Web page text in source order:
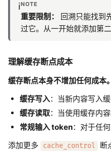
ℹ️NOTE
重要限制：
回溯只能找到
过它。从一开始就添加第
理解缓存断点成本
缓存断点本身不增加任何成本。
缓存写入：当新内容写入
缓存读取：当使用缓存内
常规输入 token：对于任
添加更多
cache_control
断